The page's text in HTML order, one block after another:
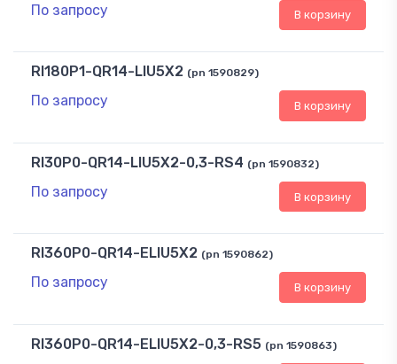
По запросу В корзину
RI180P1-QR14-LIU5X2 (pn 1590829)
По запросу В корзину
RI30P0-QR14-LIU5X2-0,3-RS4 (pn 1590832)
По запросу В корзину
RI360P0-QR14-ELIU5X2 (pn 1590862)
По запросу В корзину
RI360P0-QR14-ELIU5X2-0,3-RS5 (pn 1590863)